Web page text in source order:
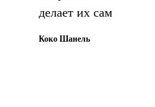
делает их сам
Коко Шанель